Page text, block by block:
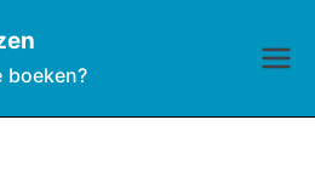
boeken?